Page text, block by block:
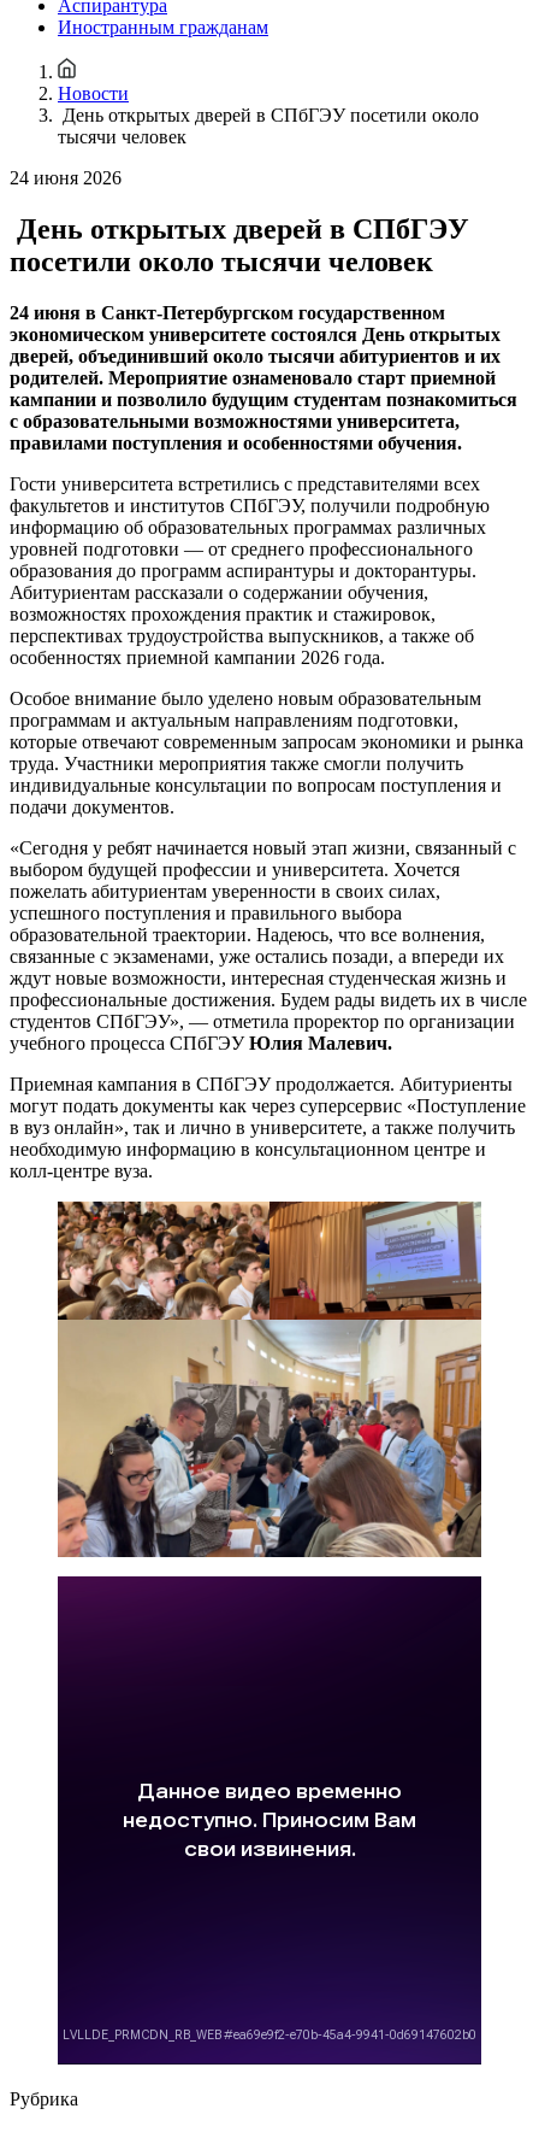
Аспирантура
Иностранным гражданам
Новости
День открытых дверей в СПбГЭУ посетили около
тысячи человек
24 июня 2026
День открытых дверей в СПбГЭУ
посетили около тысячи человек
24 июня в Санкт-Петербургском государственном
экономическом университете состоялся День открытых
дверей, объединивший около тысячи абитуриентов и их
родителей. Мероприятие ознаменовало старт приемной
кампании и позволило будущим студентам познакомиться
с образовательными возможностями университета,
правилами поступления и особенностями обучения.
Гости университета встретились с представителями всех
факультетов и институтов СПбГЭУ, получили подробную
информацию об образовательных программах различных
уровней подготовки — от среднего профессионального
образования до программ аспирантуры и докторантуры.
Абитуриентам рассказали о содержании обучения,
возможностях прохождения практик и стажировок,
перспективах трудоустройства выпускников, а также об
особенностях приемной кампании 2026 года.
Особое внимание было уделено новым образовательным
программам и актуальным направлениям подготовки,
которые отвечают современным запросам экономики и рынка
труда. Участники мероприятия также смогли получить
индивидуальные консультации по вопросам поступления и
подачи документов.
«Сегодня у ребят начинается новый этап жизни, связанный с
выбором будущей профессии и университета. Хочется
пожелать абитуриентам уверенности в своих силах,
успешного поступления и правильного выбора
образовательной траектории. Надеюсь, что все волнения,
связанные с экзаменами, уже остались позади, а впереди их
ждут новые возможности, интересная студенческая жизнь и
профессиональные достижения. Будем рады видеть их в числе
студентов СПбГЭУ», — отметила проректор по организации
учебного процесса СПбГЭУЮлия Малевич.
Приемная кампания в СПбГЭУ продолжается. Абитуриенты
могут подать документы как через суперсервис «Поступление
в вуз онлайн», так и лично в университете, а также получить
необходимую информацию в консультационном центре и
колл-центре вуза.
Рубрика